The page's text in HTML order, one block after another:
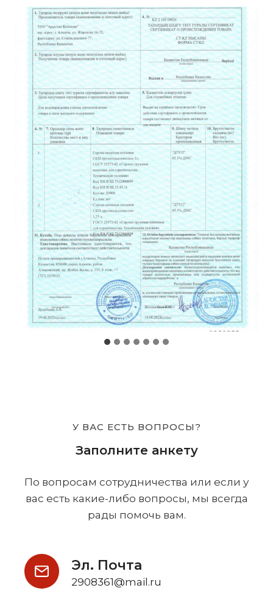
У ВАС ЕСТЬ ВОПРОСЫ?
Заполните анкету
По вопросам сотрудничества или если у
вас есть какие-либо вопросы, мы всегда
рады помочь вам.
Эл. Почта
2908361@mail.ru